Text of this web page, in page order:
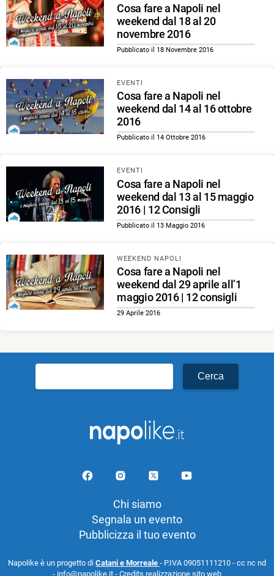
Cosa fare a Napoli nel
weekend dal 18 al 20
novembre 2016
Pubblicato il 18 Novembre 2016
EVENTI
Cosa fare a Napoli nel
weekend dal 14 al 16 ottobre
2016
Pubblicato il 14 Ottobre 2016
EVENTI
Cosa fare a Napoli nel
weekend dal 13 al 15 maggio
2016 | 12 Consigli
Pubblicato il 13 Maggio 2016
WEEKEND NAPOLI
Cosa fare a Napoli nel
weekend dal 29 aprile all’1
maggio 2016 | 12 consigli
29 Aprile 2016
per:
Chi siamo
Segnala un evento
Pubblicizza il tuo evento
Napolike è un progetto di Catani e Morreale - P.IVA 09051111210 - cc nc nd
- info@napolike.it - Credits realizzazione sito web